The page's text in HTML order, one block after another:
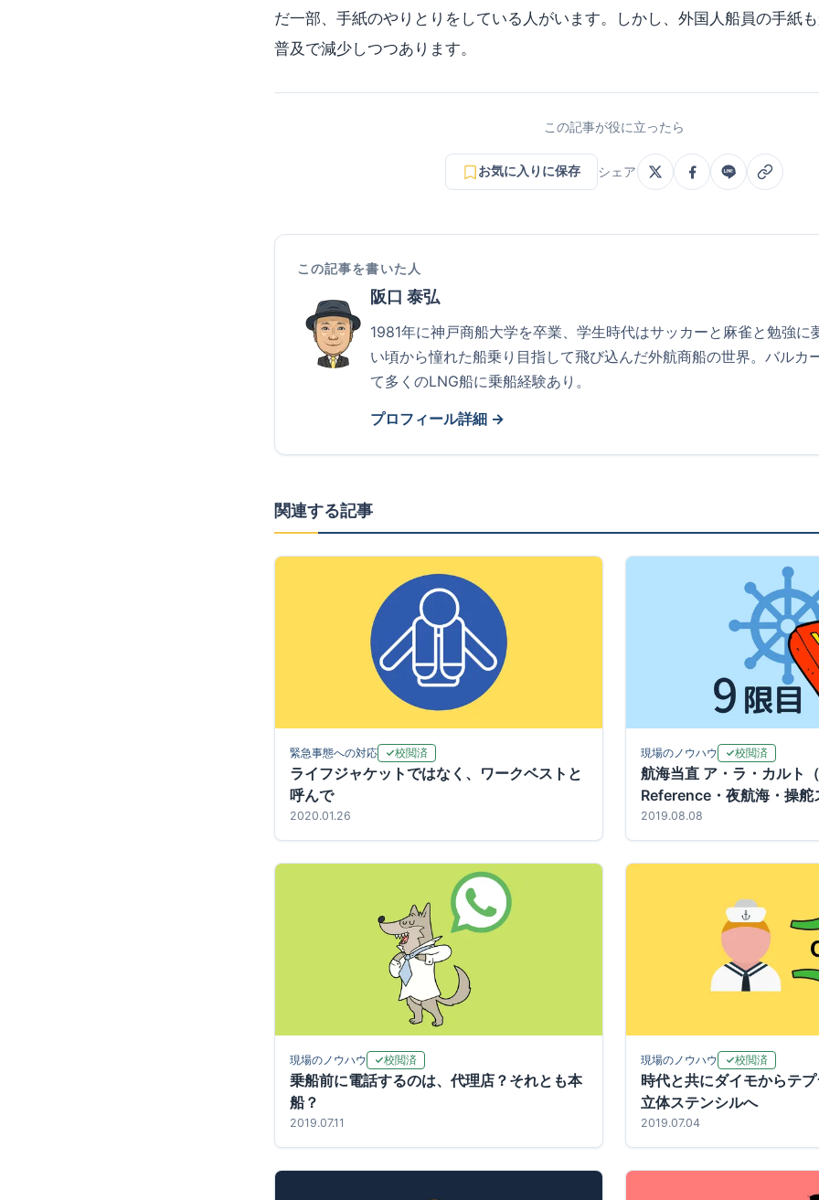
だ一部、手紙のやりとりをしている人がいます。しかし、外国人船員の手紙
普及で減少しつつあります。
この記事が役に立ったら
お気に入りに保存 シェア
この記事を書いた人
阪口 泰弘
1981年に神戸商船大学を卒業、学生時代はサッカーと麻雀と勉強に
い頃から憧れた船乗り目指して飛び込んだ外航商船の世界。バルカ
て多くのLNG船に乗船経験あり。
プロフィール詳細 →
関連する記事
緊急事態への対応 校閲済
ライフジャケットではなく、ワークベストと
呼んで
2020.01.26
現場のノウハウ 校閲済
航海当直 ア・ラ・カルト
Reference・夜航海・操舵
値）
2019.08.08
現場のノウハウ 校閲済
乗船前に電話するのは、代理店？それとも本
船？
2019.07.11
現場のノウハウ 校閲済
時代と共にダイモからテ
立体ステンシルへ
2019.07.04